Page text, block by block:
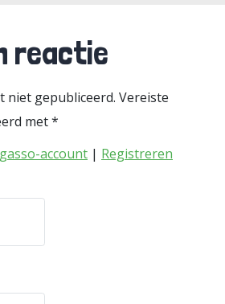
reactie
niet gepubliceerd. Vereiste
met*
account | Registreren